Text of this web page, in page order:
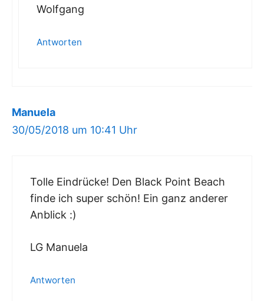
Wolfgang
Antworten
Manuela
30/05/2018 um 10:41 Uhr
Tolle Eindrücke! Den Black Point Beach
finde ich super schön! Ein ganz anderer
Anblick :)
LG Manuela
Antworten